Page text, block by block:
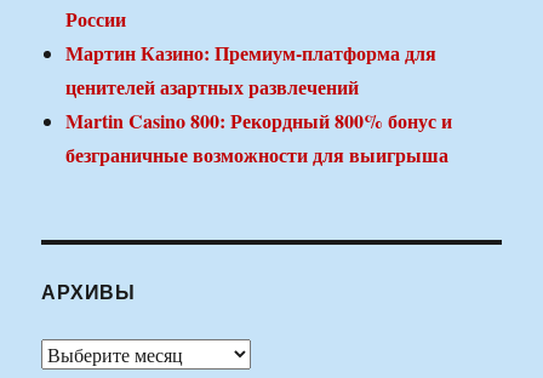
России
Мартин Казино: Премиум-платформа для
ценителей азартных развлечений
Martin Casino 800: Рекордный 800% бонус и
безграничные возможности для выигрыша
АРХИВЫ
Архивы